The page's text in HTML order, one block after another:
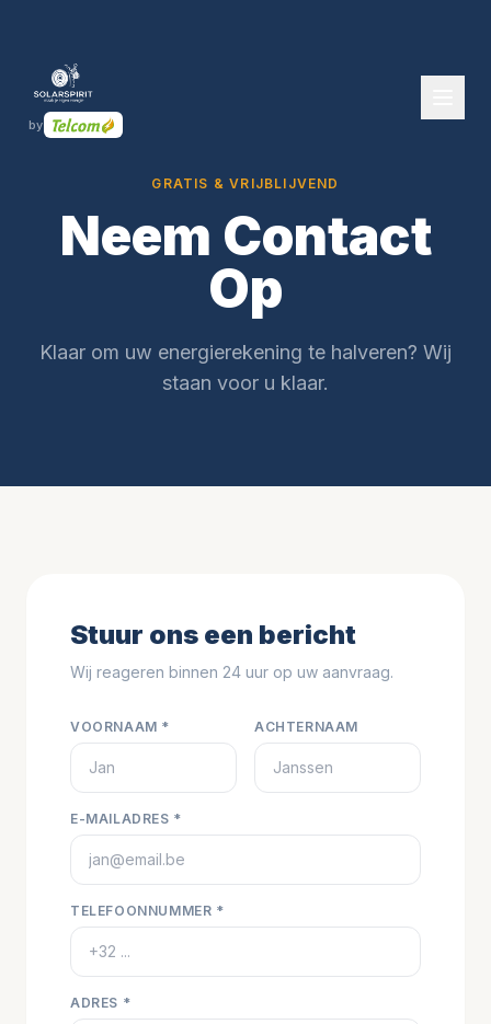
by
GRATIS & VRIJBLIJVEND
Neem Contact
Op
Klaar om uw energierekening te halveren? Wij
staan voor u klaar.
Stuur ons een bericht
Wij reageren binnen 24 uur op uw aanvraag.
VOORNAAM * ACHTERNAAM
E-MAILADRES *
TELEFOONNUMMER *
ADRES *